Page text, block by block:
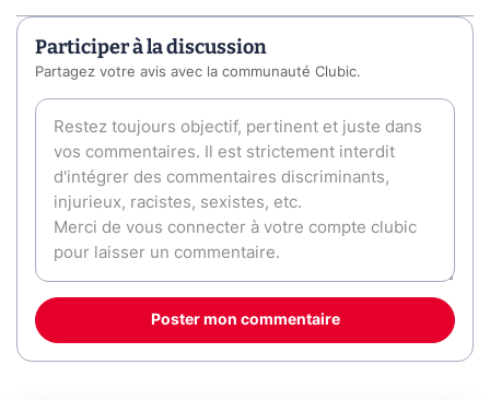
Participer à la discussion
Partagez votre avis avec la communauté Clubic.
Poster mon commentaire